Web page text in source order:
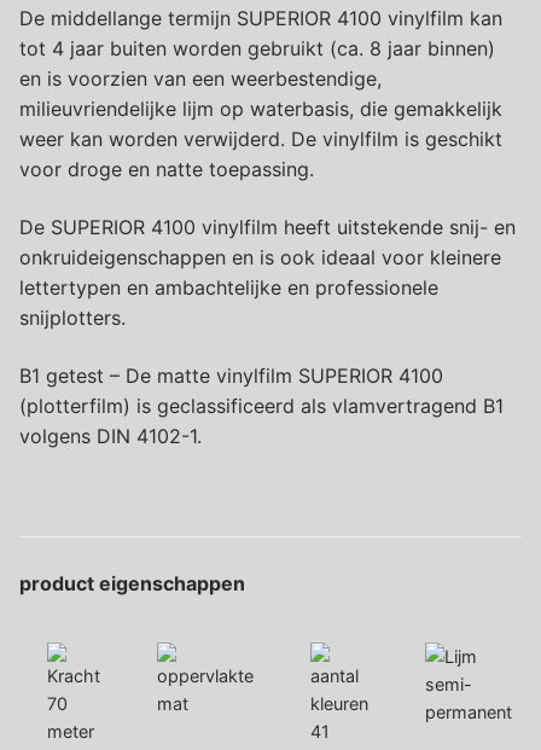
De middellange termijn SUPERIOR 4100 vinylfilm kan
tot 4 jaar buiten worden gebruikt (ca. 8 jaar binnen)
en is voorzien van een weerbestendige,
milieuvriendelijke lijm op waterbasis, die gemakkelijk
weer kan worden verwijderd. De vinylfilm is geschikt
voor droge en natte toepassing.
De SUPERIOR 4100 vinylfilm heeft uitstekende snij- en
onkruideigenschappen en is ook ideaal voor kleinere
lettertypen en ambachtelijke en professionele
snijplotters.
B1 getest – De matte vinylfilm SUPERIOR 4100
(plotterfilm) is geclassificeerd als vlamvertragend B1
volgens DIN 4102-1.
product eigenschappen
70
meter
mat
41
semi-
permanent